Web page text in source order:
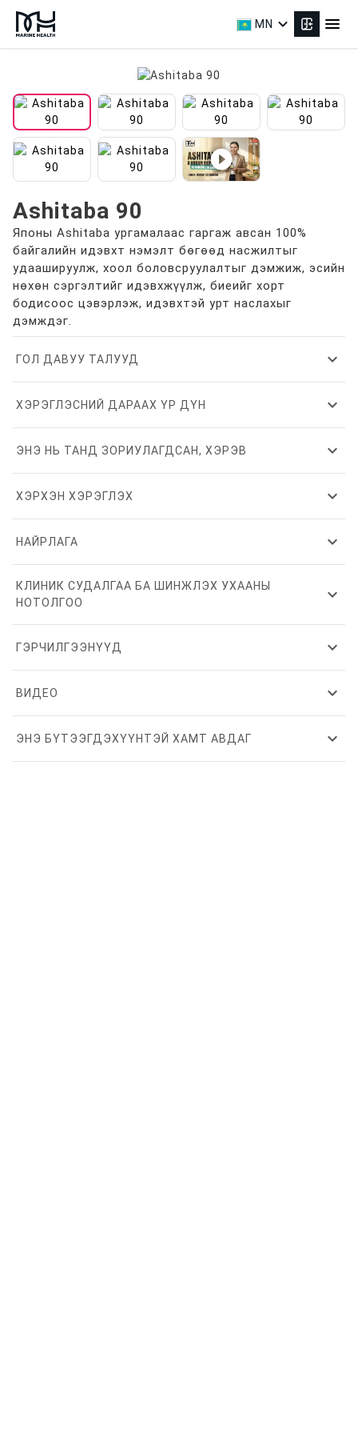
MN expand_more menu
play_circle_filled
Ashitaba 90
Японы Ashitaba ургамалаас гаргаж авсан 100%
байгалийн идэвхт нэмэлт бөгөөд насжилтыг
удаашируулж, хоол боловсруулалтыг дэмжиж, эсийн
нөхөн сэргэлтийг идэвхжүүлж, биеийг хорт
бодисоос цэвэрлэж, идэвхтэй урт наслахыг
дэмждэг.
ГОЛ ДАВУУ ТАЛУУД expand_more
ХЭРЭГЛЭСНИЙ ДАРААХ ҮР ДҮН expand_more
ЭНЭ НЬ ТАНД ЗОРИУЛАГДСАН, ХЭРЭВ expand_more
ХЭРХЭН ХЭРЭГЛЭХ expand_more
НАЙРЛАГА expand_more
КЛИНИК СУДАЛГАА БА ШИНЖЛЭХ УХААНЫ
НОТОЛГОО
expand_more
ГЭРЧИЛГЭЭНҮҮД expand_more
ВИДЕО expand_more
ЭНЭ БҮТЭЭГДЭХҮҮНТЭЙ ХАМТ АВДАГ expand_more